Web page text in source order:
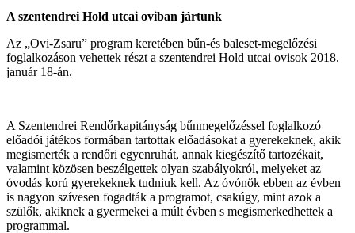
A szentendrei Hold utcai oviban jártunk
Az „Ovi-Zsaru” program keretében bűn-és baleset-megelőzési
foglalkozáson vehettek részt a szentendrei Hold utcai ovisok 2018.
január 18-án.
A Szentendrei Rendőrkapitányság bűnmegelőzéssel foglalkozó
előadói játékos formában tartottak előadásokat a gyerekeknek, akik
megismerték a rendőri egyenruhát, annak kiegészítő tartozékait,
valamint közösen beszélgettek olyan szabályokról, melyeket az
óvodás korú gyerekeknek tudniuk kell. Az óvónők ebben az évben
is nagyon szívesen fogadták a programot, csakúgy, mint azok a
szülők, akiknek a gyermekei a múlt évben s megismerkedhettek a
programmal.